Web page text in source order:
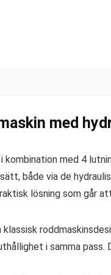
med
kombination med 4
både via de
lösning som går
i samma